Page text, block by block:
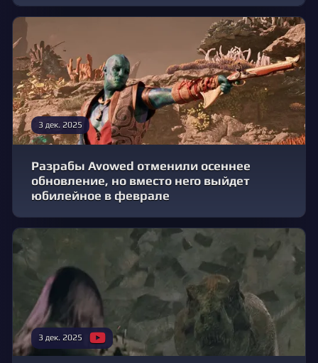
3 дек. 2025
Разрабы Avowed отменили осеннее
обновление, но вместо него выйдет
юбилейное в феврале
3 дек. 2025